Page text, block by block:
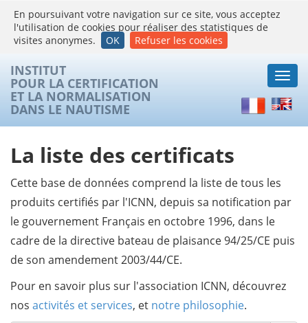
En poursuivant votre navigation sur ce site, vous acceptez
l'utilisation de cookies pour réaliser des statistiques de
visites anonymes.
OK Refuser les cookies
INSTITUT
POUR LA CERTIFICATION
ET LA NORMALISATION
DANS LE NAUTISME FrançaisEnglish
La liste des certificats
Cette base de données comprend la liste de tous les
produits certifiés par l'ICNN, depuis sa notification par
le gouvernement Français en octobre 1996, dans le
cadre de la directive bateau de plaisance 94/25/CE puis
de son amendement 2003/44/CE.
Pour en savoir plus sur l'association ICNN, découvrez
nos activités et services, et notre philosophie.